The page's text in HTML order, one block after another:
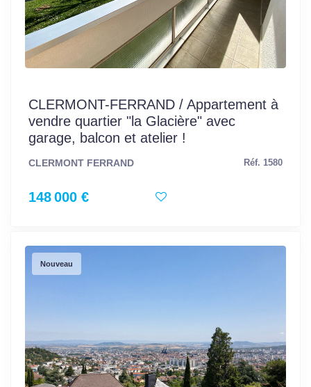
CLERMONT-FERRAND / Appartement à
vendre quartier "la Glacière" avec
garage, balcon et atelier !
CLERMONT FERRAND Réf. 1580
148 000 €
Nouveau